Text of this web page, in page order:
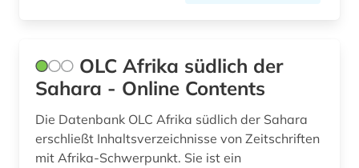
OLC Afrika südlich der
Sahara - Online Contents
Die Datenbank OLC Afrika südlich der Sahara
erschließt Inhaltsverzeichnisse von Zeitschriften
mit Afrika-Schwerpunkt. Sie ist ein